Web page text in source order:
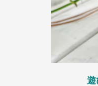
遊